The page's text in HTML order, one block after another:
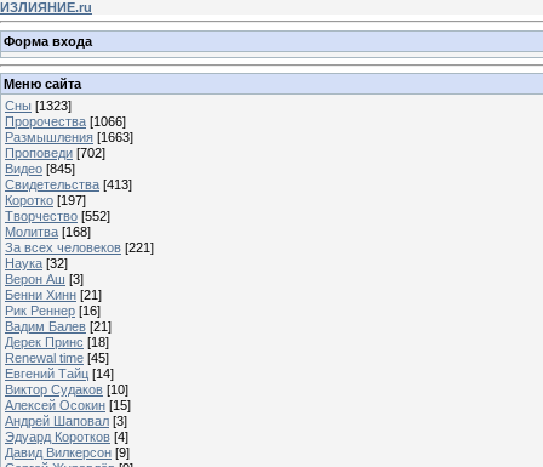
ИЗЛИЯНИЕ.ru
Форма входа
Меню сайта
Сны [1323]
Пророчества [1066]
Размышления [1663]
Проповеди [702]
Видео [845]
Свидетельства [413]
Коротко [197]
Творчество [552]
Молитва [168]
За всех человеков [221]
Наука [32]
Верон Аш [3]
Бенни Хинн [21]
Рик Реннер [16]
Вадим Балев [21]
Дерек Принс [18]
Renewal time [45]
Евгений Тайц [14]
Виктор Судаков [10]
Алексей Осокин [15]
Андрей Шаповал [3]
Эдуард Коротков [4]
Давид Вилкерсон [9]